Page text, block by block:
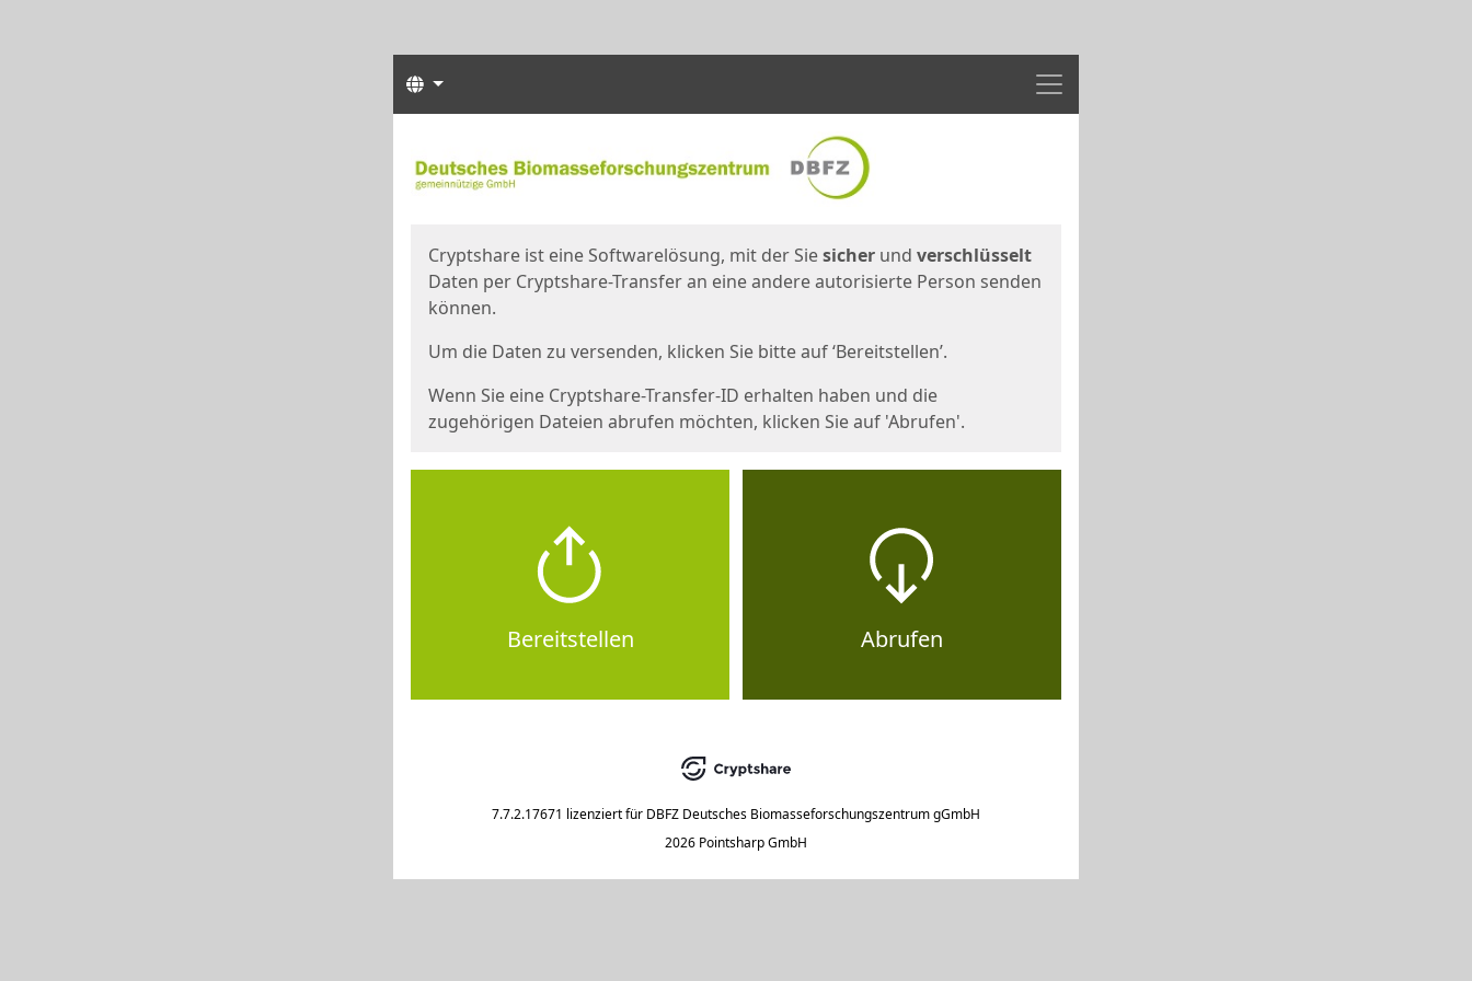
Menü
Sprachen
Cryptshare ist eine Softwarelösung, mit der Siesicher und verschlüsselt
Daten per Cryptshare-Transfer an eine andere autorisierte Person senden
können.
Um die Daten zu versenden, klicken Sie bitte auf ‘Bereitstellen’.
Wenn Sie eine Cryptshare-Transfer-ID erhalten haben und die
zugehörigen Dateien abrufen möchten, klicken Sie auf 'Abrufen'.
Bereitstellen Abrufen
7.7.2.17671 lizenziert für DBFZ Deutsches Biomasseforschungszentrum gGmbH
2026 Pointsharp GmbH